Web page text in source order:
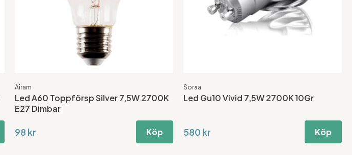
Airam
Led A60 Toppförsp Silver 7,5W 2700K
E27 Dimbar
98 kr Köp
Soraa
Led Gu10 Vivid 7,5W 2700K 10Gr
580 kr Köp